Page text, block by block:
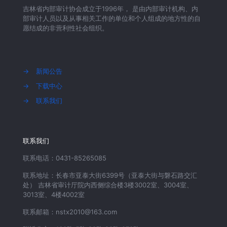
吉林省内部审计协会成立于1996年， 是由内部审计机构、内
部审计人员以及从事相关工作的单位和个人组成的地方性的自
愿结成的非营利性社会组织。
→
新闻公告
→
下载中心
→
联系我们
联系我们
联系电话：0431-85265085
联系地址：长春市亚泰大街6399号（亚泰大街与磐石路交汇
处） 吉林省审计厅院内西侧综合楼3楼3002室、3004室、
3013室、4楼4002室
联系邮箱：nstx2010@163.com